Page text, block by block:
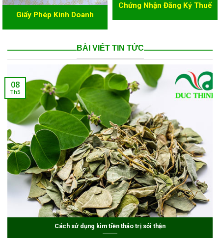
Giấy Phép Kinh Doanh
Chứng Nhận Đăng Ký Thuế
BÀI VIẾT TIN TỨC
Cách sử dụng kim tiền thảo trị sỏi thận
08
Th5